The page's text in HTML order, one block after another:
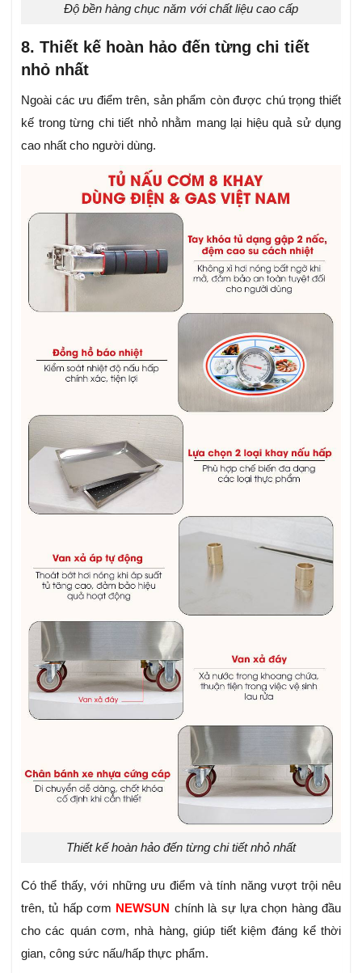
Độ bền hàng chục năm với chất liệu cao cấp
8. Thiết kế hoàn hảo đến từng chi tiết
nhỏ nhất
Ngoài các ưu điểm trên, sản phẩm còn được chú trọng thiết
kế trong từng chi tiết nhỏ nhằm mang lại hiệu quả sử dụng
cao nhất cho người dùng.
Thiết kế hoàn hảo đến từng chi tiết nhỏ nhất
Có thể thấy, với những ưu điểm và tính năng vượt trội nêu
trên, tủ hấp cơm NEWSUN chính là sự lựa chọn hàng đầu
cho các quán cơm, nhà hàng, giúp tiết kiệm đáng kể thời
gian, công sức nấu/hấp thực phẩm.